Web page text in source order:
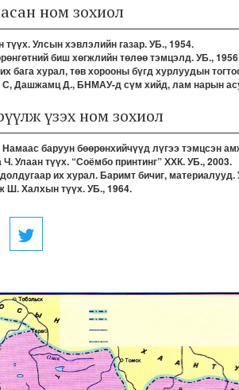
ном зохиол
Улсын хэвлэлийн газар. УБ., 1954.
биш хөгжлийн төлөө тэмцэлд. УБ.,
бага хурал, төв хорооны бүгд хурлуудын
Дашжамц Д., БНМАУ-д сүм хийд, лам нарын
үзэх ном зохиол
баруун бөөрөнхийчүүд лүгээ тэмцсэн
Улаан түүх. “Соёмбо принтинг” ХХК. УБ., 2003.
их хурал. Баримт бичиг, материалууд.
Ш. Халхын түүх. УБ., 1964.